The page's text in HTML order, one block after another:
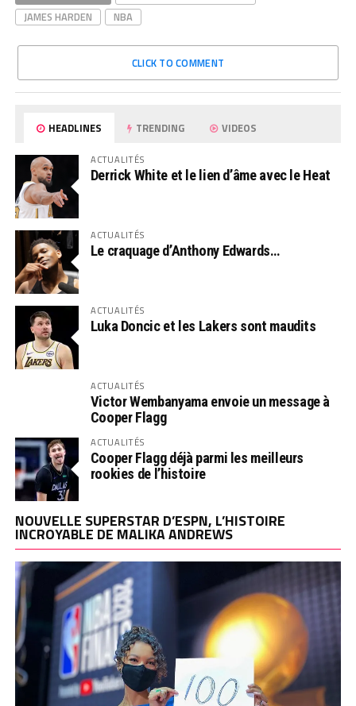
JAMES HARDEN
NBA
CLICK TO COMMENT
HEADLINES TRENDING VIDEOS
ACTUALITÉS
Derrick White et le lien d’âme avec le Heat
ACTUALITÉS
Le craquage d’Anthony Edwards…
ACTUALITÉS
Luka Doncic et les Lakers sont maudits
ACTUALITÉS
Victor Wembanyama envoie un message à
Cooper Flagg
ACTUALITÉS
Cooper Flagg déjà parmi les meilleurs
rookies de l’histoire
NOUVELLE SUPERSTAR D’ESPN, L’HISTOIRE
INCROYABLE DE MALIKA ANDREWS